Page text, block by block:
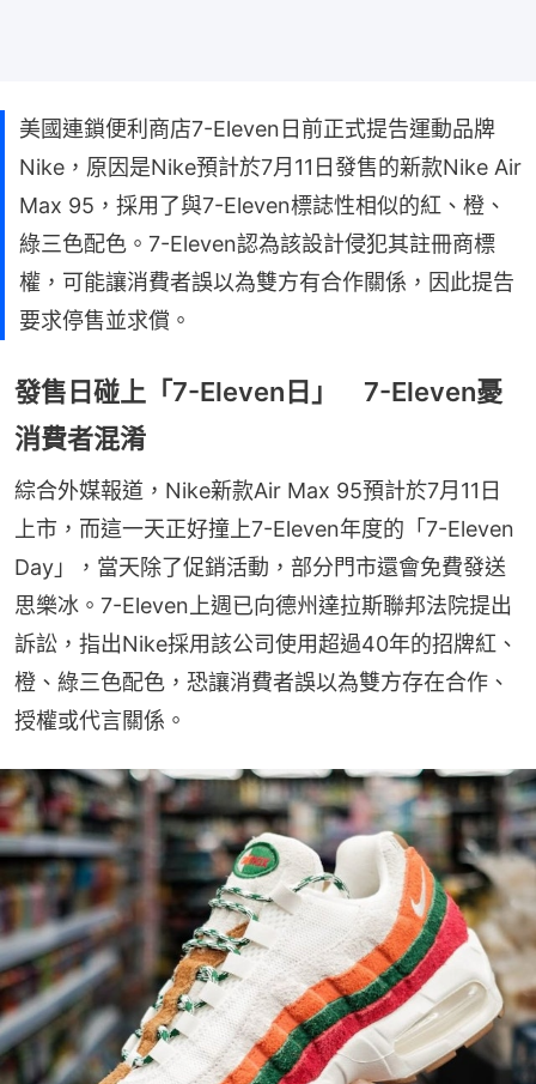
美國連鎖便利商店7-Eleven日前正式提告運動品牌
Nike，原因是Nike預計於7月11日發售的新款Nike Air
Max 95，採用了與7-Eleven標誌性相似的紅、橙、
綠三色配色。7-Eleven認為該設計侵犯其註冊商標
權，可能讓消費者誤以為雙方有合作關係，因此提告
要求停售並求償。
發售日碰上「7-Eleven日」 7-Eleven憂
消費者混淆
綜合外媒報道，Nike新款Air Max 95預計於7月11日
上市，而這一天正好撞上7-Eleven年度的「7-Eleven
Day」，當天除了促銷活動，部分門市還會免費發送
思樂冰。7-Eleven上週已向德州達拉斯聯邦法院提出
訴訟，指出Nike採用該公司使用超過40年的招牌紅、
橙、綠三色配色，恐讓消費者誤以為雙方存在合作、
授權或代言關係。